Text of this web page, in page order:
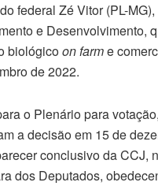
federal Zé Vitor (PL-
e Desenvolvimento,
biológicoon farme
de 2022.
o Plenário para
a decisão em 15 de
conclusivo da CCJ,
dos Deputados,